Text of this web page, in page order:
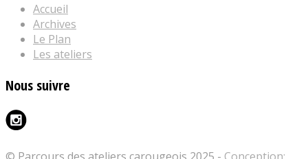
Accueil
Archives
Le Plan
Les ateliers
Nous suivre
© Parcours des ateliers carougeois 2025 - Conception: